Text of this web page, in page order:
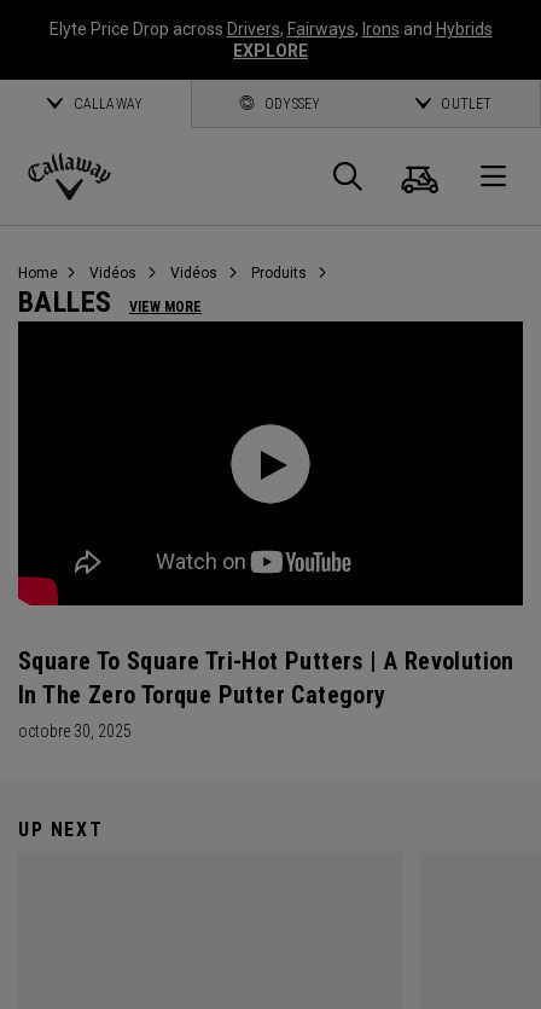
Elyte Price Drop across Drivers, Fairways, Irons and Hybrids
EXPLORE
CALLAWAY ODYSSEY OUTLET
Callaway
Panier
Home Vidéos Vidéos Produits
BALLES VIEW MORE
Square To Square Tri-Hot Putters | A Revolution
In The Zero Torque Putter Category
octobre 30, 2025
UP NEXT